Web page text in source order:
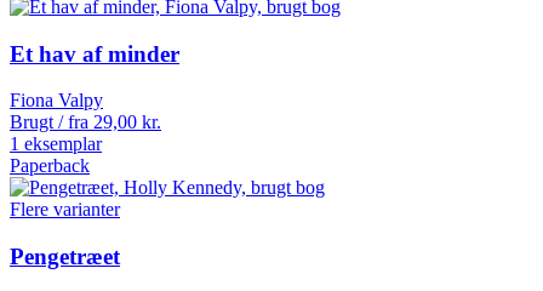
Et hav af minder
Fiona Valpy
Brugt / fra 29,00 kr.
1 eksemplar
Paperback
Flere varianter
Pengetræet